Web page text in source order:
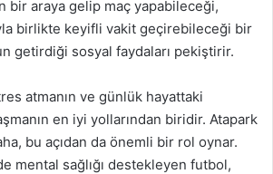
bir araya gelip maç yapabileceği,
birlikte keyifli vakit geçirebileceği bir
getirdiği sosyal faydaları pekiştirir.
atmanın ve günlük hayattaki
en iyi yollarından biridir. Atapark
bu açıdan da önemli bir rol oynar.
mental sağlığı destekleyen futbol,